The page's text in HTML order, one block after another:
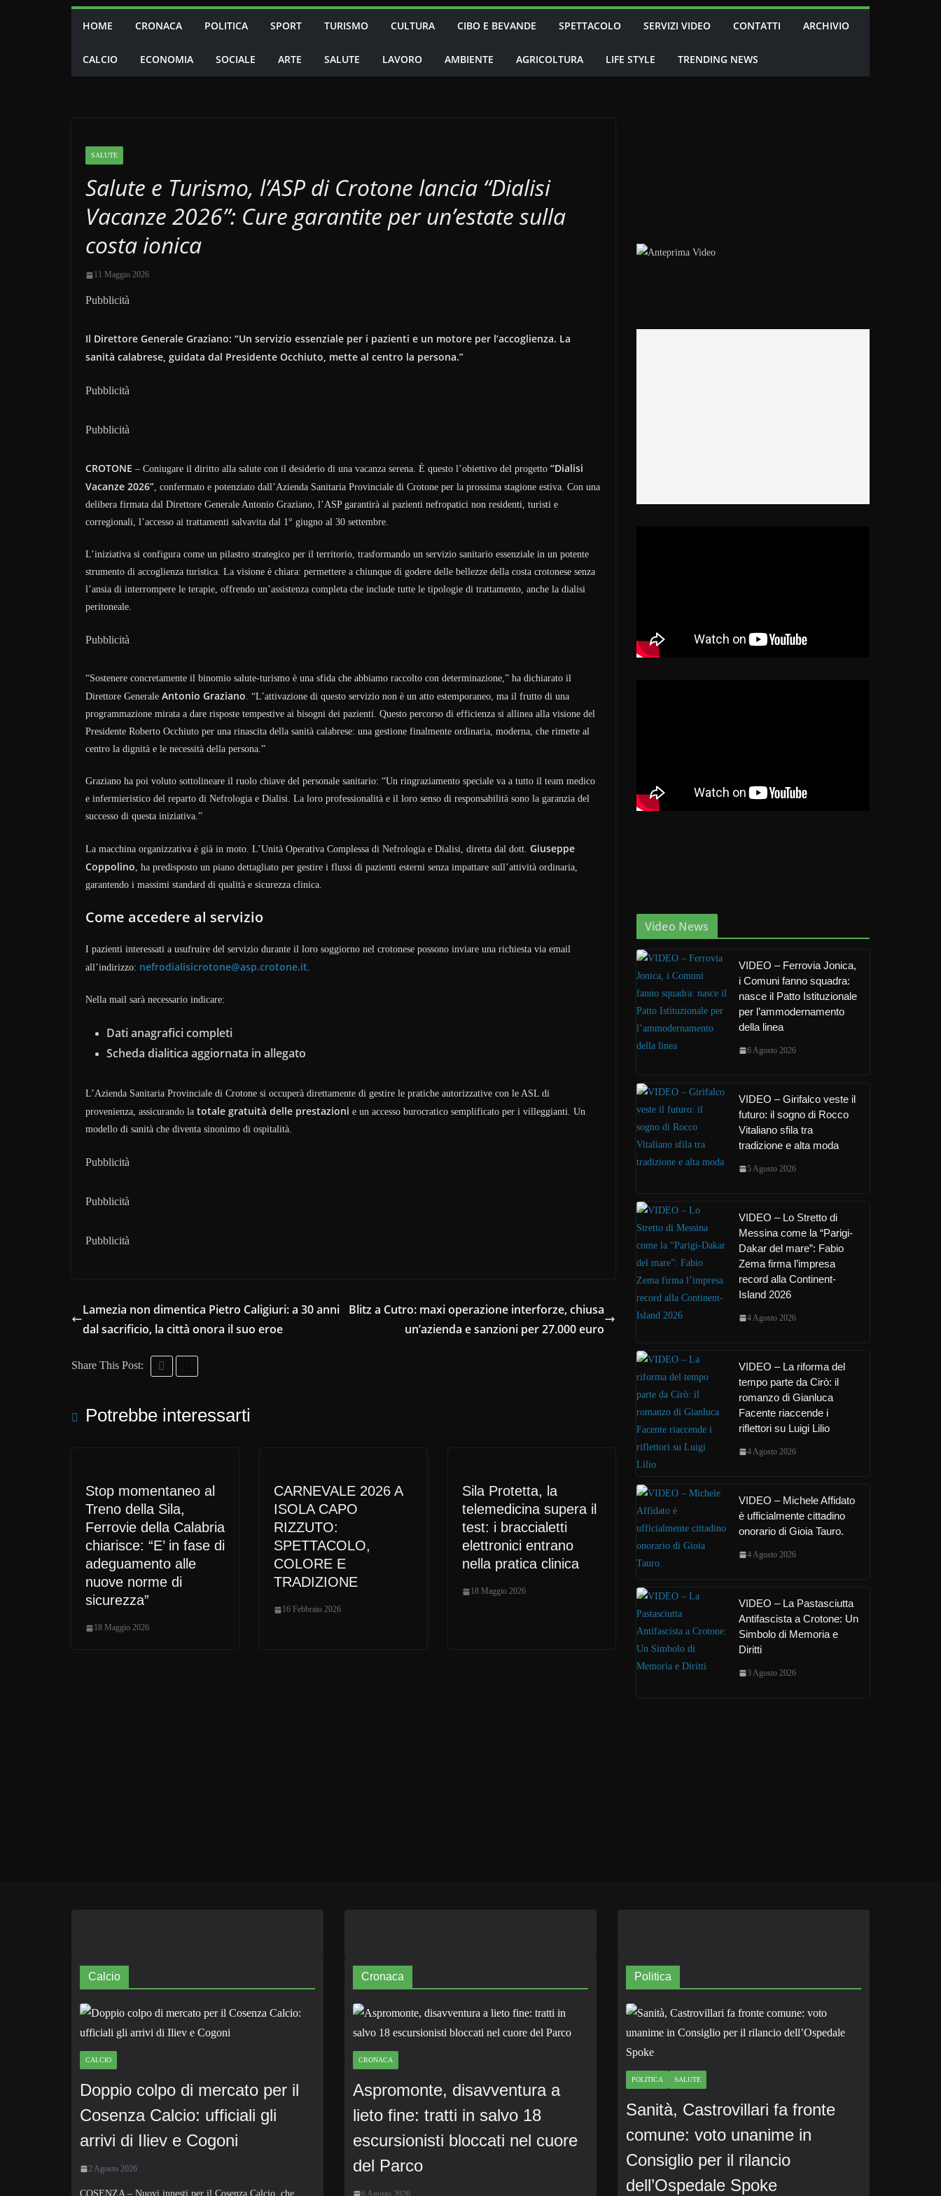
HOME CRONACA POLITICA SPORT TURISMO CULTURA CIBO E BEVANDE SPETTACOLO SERVIZI VIDEO CONTATTI ARCHIVIO
CALCIO ECONOMIA SOCIALE ARTE SALUTE LAVORO AMBIENTE AGRICOLTURA LIFE STYLE TRENDING NEWS
SALUTE
Salute e Turismo, l’ASP di Crotone lancia “Dialisi
Vacanze 2026”: Cure garantite per un’estate sulla
costa ionica
11 Maggio 2026
Pubblicità
Il Direttore Generale Graziano: “Un servizio essenziale per i pazienti e un motore per l’accoglienza. La
sanità calabrese, guidata dal Presidente Occhiuto, mette al centro la persona.”
Pubblicità
Pubblicità
CROTONE – Coniugare il diritto alla salute con il desiderio di una vacanza serena. È questo l’obiettivo del progetto “Dialisi
Vacanze 2026”, confermato e potenziato dall’Azienda Sanitaria Provinciale di Crotone per la prossima stagione estiva. Con una
delibera firmata dal Direttore Generale Antonio Graziano, l’ASP garantirà ai pazienti nefropatici non residenti, turisti e
corregionali, l’accesso ai trattamenti salvavita dal 1° giugno al 30 settembre.
L’iniziativa si configura come un pilastro strategico per il territorio, trasformando un servizio sanitario essenziale in un potente
strumento di accoglienza turistica. La visione è chiara: permettere a chiunque di godere delle bellezze della costa crotonese senza
l’ansia di interrompere le terapie, offrendo un’assistenza completa che include tutte le tipologie di trattamento, anche la dialisi
peritoneale.
Pubblicità
“Sostenere concretamente il binomio salute-turismo è una sfida che abbiamo raccolto con determinazione,” ha dichiarato il
Direttore Generale Antonio Graziano. “L’attivazione di questo servizio non è un atto estemporaneo, ma il frutto di una
programmazione mirata a dare risposte tempestive ai bisogni dei pazienti. Questo percorso di efficienza si allinea alla visione del
Presidente Roberto Occhiuto per una rinascita della sanità calabrese: una gestione finalmente ordinaria, moderna, che rimette al
centro la dignità e le necessità della persona.”
Graziano ha poi voluto sottolineare il ruolo chiave del personale sanitario: “Un ringraziamento speciale va a tutto il team medico
e infermieristico del reparto di Nefrologia e Dialisi. La loro professionalità e il loro senso di responsabilità sono la garanzia del
successo di questa iniziativa.”
La macchina organizzativa è già in moto. L’Unità Operativa Complessa di Nefrologia e Dialisi, diretta dal dott. Giuseppe
Coppolino, ha predisposto un piano dettagliato per gestire i flussi di pazienti esterni senza impattare sull’attività ordinaria,
garantendo i massimi standard di qualità e sicurezza clinica.
Come accedere al servizio
I pazienti interessati a usufruire del servizio durante il loro soggiorno nel crotonese possono inviare una richiesta via email
all’indirizzo: nefrodialisicrotone@asp.crotone.it.
Nella mail sarà necessario indicare:
Dati anagrafici completi
Scheda dialitica aggiornata in allegato
L’Azienda Sanitaria Provinciale di Crotone si occuperà direttamente di gestire le pratiche autorizzative con le ASL di
provenienza, assicurando la totale gratuità delle prestazioni e un accesso burocratico semplificato per i villeggianti. Un
modello di sanità che diventa sinonimo di ospitalità.
Pubblicità
Pubblicità
Pubblicità
Lamezia non dimentica Pietro Caligiuri: a 30 anni
dal sacrificio, la città onora il suo eroe
Blitz a Cutro: maxi operazione interforze, chiusa
un’azienda e sanzioni per 27.000 euro
Share This Post:
Potrebbe interessarti
Stop momentaneo al
Treno della Sila,
Ferrovie della Calabria
chiarisce: “E’ in fase di
adeguamento alle
nuove norme di
sicurezza”
18 Maggio 2026
CARNEVALE 2026 A
ISOLA CAPO
RIZZUTO:
SPETTACOLO,
COLORE E
TRADIZIONE
16 Febbraio 2026
Sila Protetta, la
telemedicina supera il
test: i braccialetti
elettronici entrano
nella pratica clinica
18 Maggio 2026
Video News
VIDEO – Ferrovia Jonica,
i Comuni fanno squadra:
nasce il Patto Istituzionale
per l’ammodernamento
della linea
6 Agosto 2026
VIDEO – Girifalco veste il
futuro: il sogno di Rocco
Vitaliano sfila tra
tradizione e alta moda
5 Agosto 2026
VIDEO – Lo Stretto di
Messina come la “Parigi-
Dakar del mare”: Fabio
Zema firma l’impresa
record alla Continent-
Island 2026
4 Agosto 2026
VIDEO – La riforma del
tempo parte da Cirò: il
romanzo di Gianluca
Facente riaccende i
riflettori su Luigi Lilio
4 Agosto 2026
VIDEO – Michele Affidato
è ufficialmente cittadino
onorario di Gioia Tauro.
4 Agosto 2026
VIDEO – La Pastasciutta
Antifascista a Crotone: Un
Simbolo di Memoria e
Diritti
3 Agosto 2026
Calcio
CALCIO
Doppio colpo di mercato per il
Cosenza Calcio: ufficiali gli
arrivi di Iliev e Cogoni
2 Agosto 2026
COSENZA – Nuovi innesti per il Cosenza Calcio, che
Cronaca
CRONACA
Aspromonte, disavventura a
lieto fine: tratti in salvo 18
escursionisti bloccati nel cuore
del Parco
6 Agosto 2026
Politica
POLITICA SALUTE
Sanità, Castrovillari fa fronte
comune: voto unanime in
Consiglio per il rilancio
dell’Ospedale Spoke